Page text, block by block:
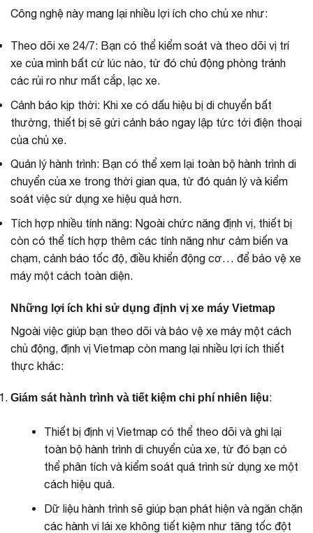
Công nghệ này mang lại nhiều lợi ích cho chủ xe như:
Theo dõi xe 24/7: Bạn có thể kiểm soát và theo dõi vị trí
xe của mình bất cứ lúc nào, từ đó chủ động phòng tránh
các rủi ro như mất cắp, lạc xe.
Cảnh báo kịp thời: Khi xe có dấu hiệu bị di chuyển bất
thường, thiết bị sẽ gửi cảnh báo ngay lập tức tới điện thoại
của chủ xe.
Quản lý hành trình: Bạn có thể xem lại toàn bộ hành trình di
chuyển của xe trong thời gian qua, từ đó quản lý và kiểm
soát việc sử dụng xe hiệu quả hơn.
Tích hợp nhiều tính năng: Ngoài chức năng định vị, thiết bị
còn có thể tích hợp thêm các tính năng như cảm biến va
chạm, cảnh báo tốc độ, điều khiển động cơ… để bảo vệ xe
máy một cách toàn diện.
Những lợi ích khi sử dụng định vị xe máy Vietmap
Ngoài việc giúp bạn theo dõi và bảo vệ xe máy một cách
chủ động, định vị Vietmap còn mang lại nhiều lợi ích thiết
thực khác:
Giám sát hành trình và tiết kiệm chi phí nhiên liệu:
Thiết bị định vị Vietmap có thể theo dõi và ghi lại
toàn bộ hành trình di chuyển của xe, từ đó bạn có
thể phân tích và kiểm soát quá trình sử dụng xe một
cách hiệu quả.
Dữ liệu hành trình sẽ giúp bạn phát hiện và ngăn chặn
các hành vi lái xe không tiết kiệm như tăng tốc đột